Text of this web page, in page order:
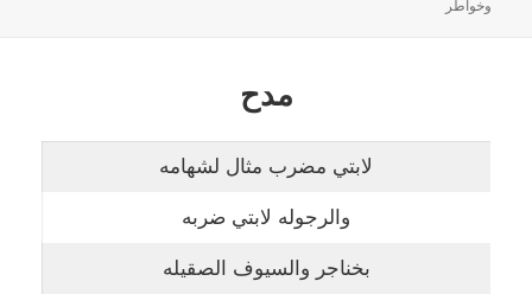
وخواطر
مدح
لابتي مضرب مثال لشهامه
والرجوله لابتي ضربه
بخناجر والسيوف الصقيله